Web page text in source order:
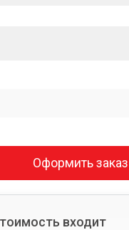
Оформить заказ
входит